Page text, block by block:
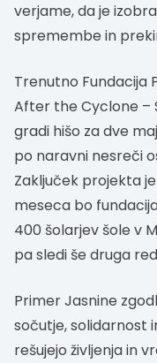
verjame, da je
spremembe in
Trenutno Fundacija
After the Cyclone –
gradi hišo za dve
po naravni nesreči
Zaključek projekta
meseca bo
400 šolarjev šole v
pa sledi še druga
Primer Jasnine
sočutje, solidarnost
rešujejo življenja in